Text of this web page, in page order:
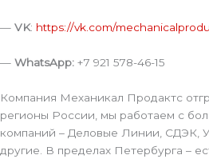
— VK: https://vk.com/
— WhatsApp: +7 921 578-46-15
Компания Механикал Продактс
регионы России, мы работаем с
компаний – Деловые Линии, СДЭК,
другие. В пределах Петербурга –